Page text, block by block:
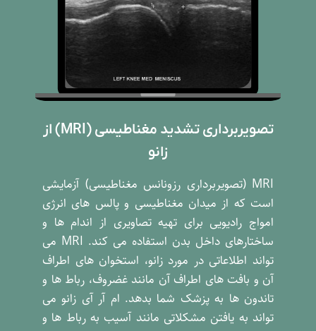
تصویربرداری تشدید مغناطیسی (MRI) از
زانو
MRI (تصویربرداری رزونانس مغناطیسی) آزمایشی
است که از میدان مغناطیسی و پالس های انرژی
امواج رادیویی برای تهیه تصاویری از اندام ها و
ساختارهای داخل بدن استفاده می کند. MRI می
تواند اطلاعاتی در مورد زانو، استخوان های اطراف
آن و بافت های اطراف آن مانند غضروف، رباط ها و
تاندون ها به پزشک شما بدهد. ام آر آی زانو می
تواند به یافتن مشکلاتی مانند آسیب به رباط ها و